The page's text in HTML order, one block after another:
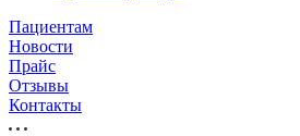
Пациентам
Новости
Прайс
Отзывы
Контакты